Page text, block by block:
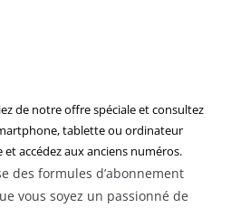
de notre offre spéciale et consultez
tablette ou ordinateur
accédez aux anciens numéros.
des formules d’abonnement
vous soyez un passionné de